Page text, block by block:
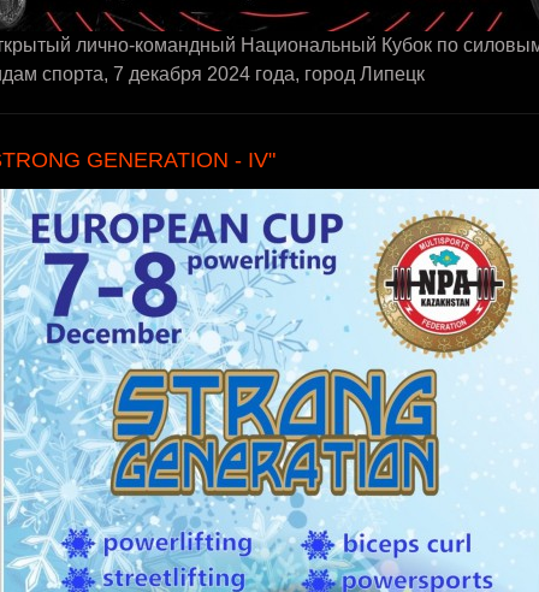
лично-командный Национальный Кубок по
спорта, 7 декабря 2024 года, город Липецк
GENERATION - IV"